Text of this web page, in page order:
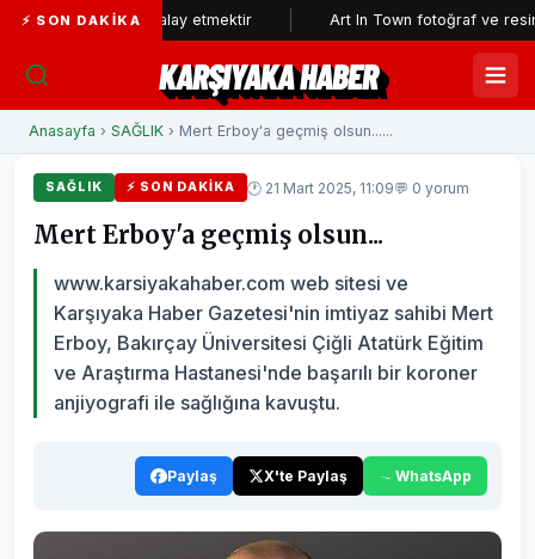
⚡ SON DAKIKA
aklıyla alay etmektir Art In Town fotoğraf ve resim
KARŞIYAKA HABER
Anasayfa › SAĞLIK › Mert Erboy'a geçmiş olsun......
SAĞLIK ⚡ SON DAKIKA 🕐 21 Mart 2025, 11:09💬 0 yorum
Mert Erboy'a geçmiş olsun...
www.karsiyakahaber.com web sitesi ve
Karşıyaka Haber Gazetesi'nin imtiyaz sahibi Mert
Erboy, Bakırçay Üniversitesi Çiğli Atatürk Eğitim
ve Araştırma Hastanesi'nde başarılı bir koroner
anjiyografi ile sağlığına kavuştu.
Paylaş X'te Paylaş WhatsApp